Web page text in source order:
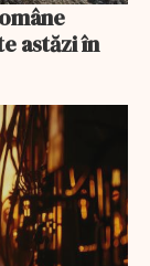
astăzi în